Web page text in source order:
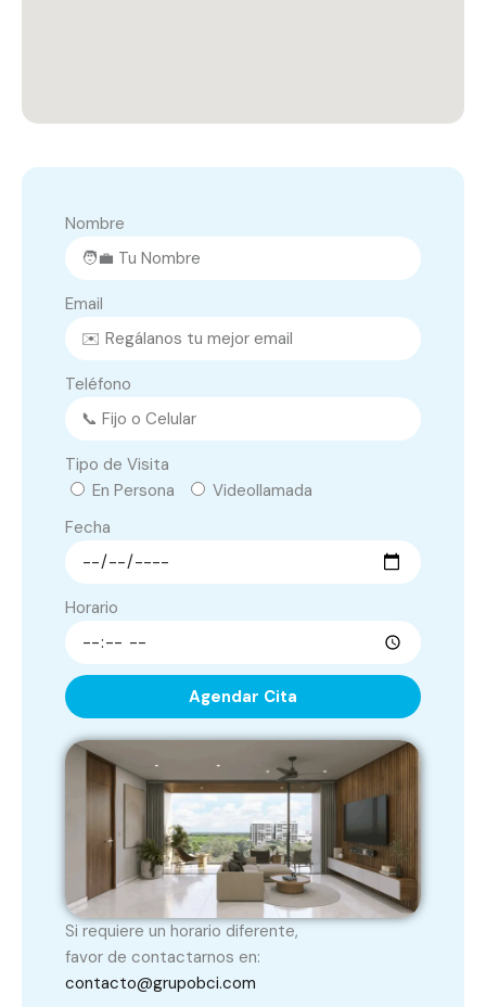
Nombre
Email
Teléfono
Tipo de Visita
En Persona
Videollamada
Fecha
Horario
Agendar Cita
Si requiere un horario diferente,
favor de contactarnos en:
contacto@grupobci.com